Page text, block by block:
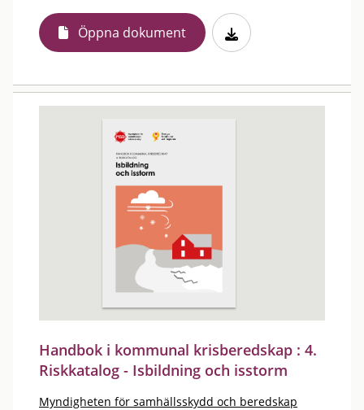
Öppna dokument
Handbok i kommunal krisberedskap : 4.
Riskkatalog - Isbildning och isstorm
Myndigheten för samhällsskydd och beredskap